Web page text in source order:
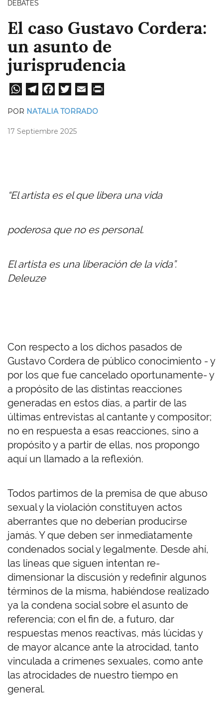
DEBATES
El caso Gustavo Cordera:
un asunto de
jurisprudencia
W
A
Te
a
Fa
ok er
POR NATALIA TORRADO
17 Septiembre 2025
“El artista es el que libera una vida
poderosa que no es personal.
El artista es una liberación de la vida”.
Deleuze
Con respecto a los dichos pasados de
Gustavo Cordera de público conocimiento - y
por los que fue cancelado oportunamente- y
a propósito de las distintas reacciones
generadas en estos días, a partir de las
últimas entrevistas al cantante y compositor;
no en respuesta a esas reacciones, sino a
propósitoy a partir de ellas, nos propongo
aquí un llamado a la reflexión.
Todos partimos de la premisa de que abuso
sexual y la violación constituyen actos
aberrantes que no deberían producirse
jamás. Y que deben ser inmediatamente
condenados social y legalmente. Desde ahí,
las líneas que siguen intentan re-
dimensionar la discusión y redefinir algunos
términos de la misma, habiéndose realizado
ya la condena social sobre el asunto de
referencia; con el fin de, a futuro, dar
respuestas menos reactivas, más lúcidas y
de mayor alcance ante la atrocidad, tanto
vinculada a crímenes sexuales, como ante
las atrocidades de nuestro tiempo en
general.